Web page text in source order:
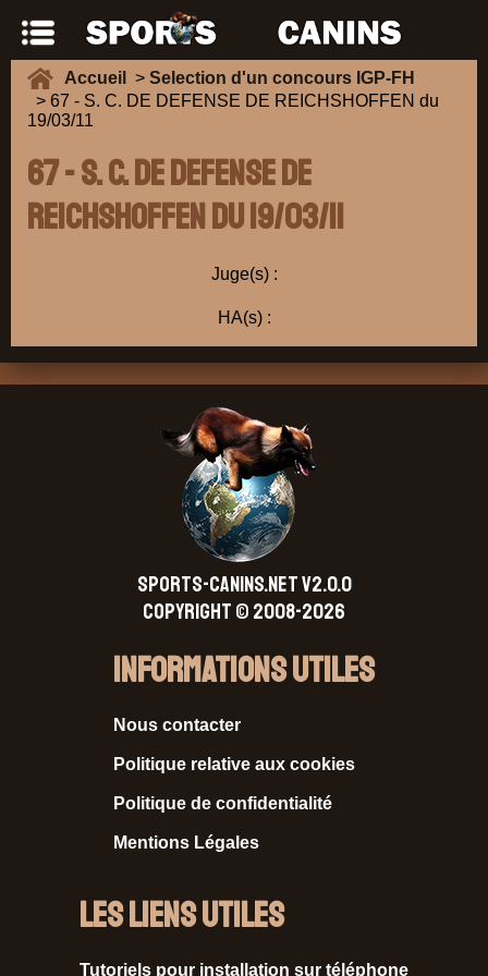
Accueil > Selection d'un concours IGP-FH
> 67 - S. C. DE DEFENSE DE REICHSHOFFEN du
19/03/11
67 - S. C. DE DEFENSE DE
REICHSHOFFEN du 19/03/11
Juge(s) :
HA(s) :
SPORTS-CANINS.NET V2.0.0
Copyright © 2008-2026
Informations Utiles
Nous contacter
Politique relative aux cookies
Politique de confidentialité
Mentions Légales
Les liens utiles
Tutoriels pour installation sur téléphone